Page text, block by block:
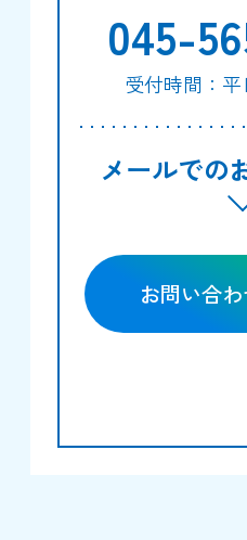
045-
受付時間：平
メールでの
お問い合